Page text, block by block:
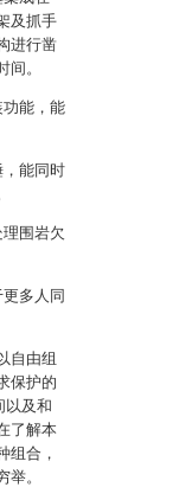
及抓手
进行凿
。
能，能
能同时
围岩欠
多人同
自由组
保护的
以及和
了解本
组合，
。